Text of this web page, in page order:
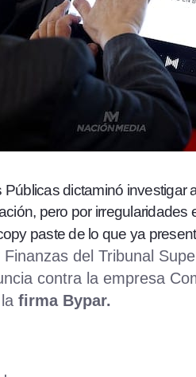
dictaminó investigar
pero por irregularidades
paste de lo que ya
del Tribunal
contra la empresa
firma Bypar.